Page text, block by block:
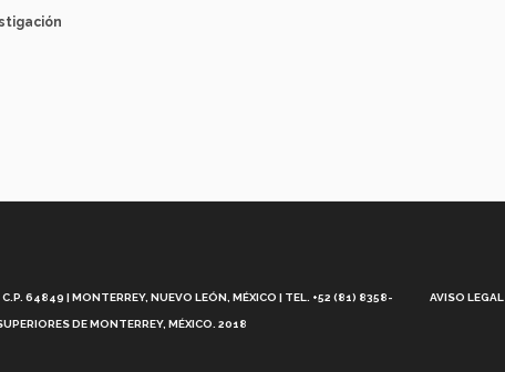
64849 | MONTERREY, NUEVO LEÓN, MÉXICO | TEL. +52 (81) 8358-
DE MONTERREY, MÉXICO. 2018
AVISO LEGAL